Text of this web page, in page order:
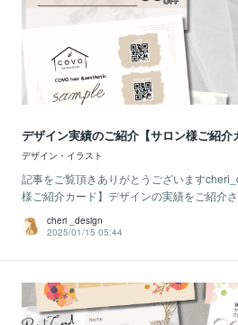
デザイン実績のご紹介【サロン様ご紹介
デザイン・イラスト
記事をご覧頂きありがとうございます
様ご紹介カード】デザインの実績をご紹介
cheri _design
2025/01/15 05:44